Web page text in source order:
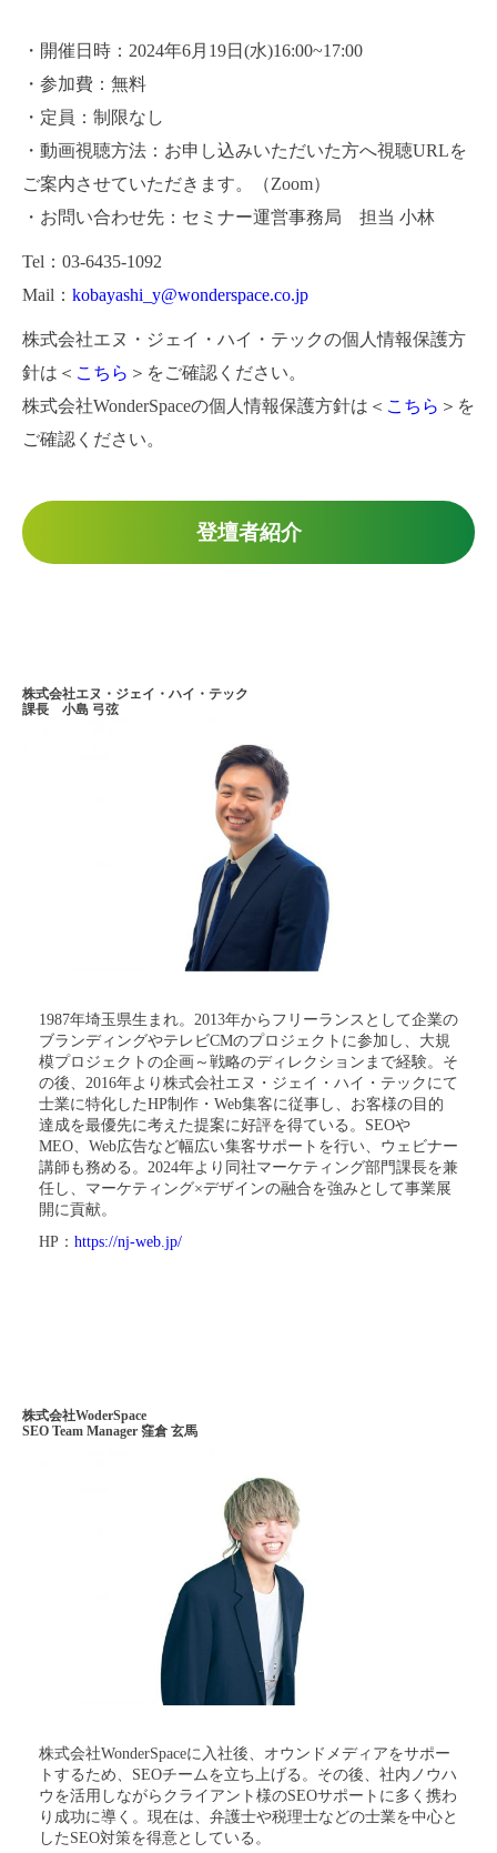
・開催日時：2024年6月19日(水)16:00~17:00
・参加費：無料
・定員：制限なし
・動画視聴方法：お申し込みいただいた方へ視聴URLを
ご案内させていただきます。（Zoom）
・お問い合わせ先：セミナー運営事務局 担当 小林
Tel：03-6435-1092
Mail： kobayashi_y@wonderspace.co.jp
株式会社エヌ・ジェイ・ハイ・テックの個人情報保護方
針は＜ こちら ＞をご確認ください。
株式会社WonderSpaceの個人情報保護方針は＜ こちら ＞を
ご確認ください。
登壇者紹介
株式会社エヌ・ジェイ・ハイ・テック
課長 小島 弓弦
1987年埼玉県生まれ。2013年からフリーランスとして企業の
ブランディングやテレビCMのプロジェクトに参加し、大規
模プロジェクトの企画～戦略のディレクションまで経験。そ
の後、2016年より株式会社エヌ・ジェイ・ハイ・テックにて
士業に特化したHP制作・Web集客に従事し、お客様の目的
達成を最優先に考えた提案に好評を得ている。SEOや
MEO、Web広告など幅広い集客サポートを行い、ウェビナー
講師も務める。2024年より同社マーケティング部門課長を兼
任し、マーケティング×デザインの融合を強みとして事業展
開に貢献。
HP： https://nj-web.jp/
株式会社WoderSpace
SEO Team Manager 窪倉 玄馬
株式会社WonderSpaceに入社後、オウンドメディアをサポー
トするため、SEOチームを立ち上げる。その後、社内ノウハ
ウを活用しながらクライアント様のSEOサポートに多く携わ
り成功に導く。現在は、弁護士や税理士などの士業を中心と
したSEO対策を得意としている。